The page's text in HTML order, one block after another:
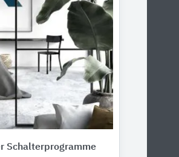
Schalterprogramme